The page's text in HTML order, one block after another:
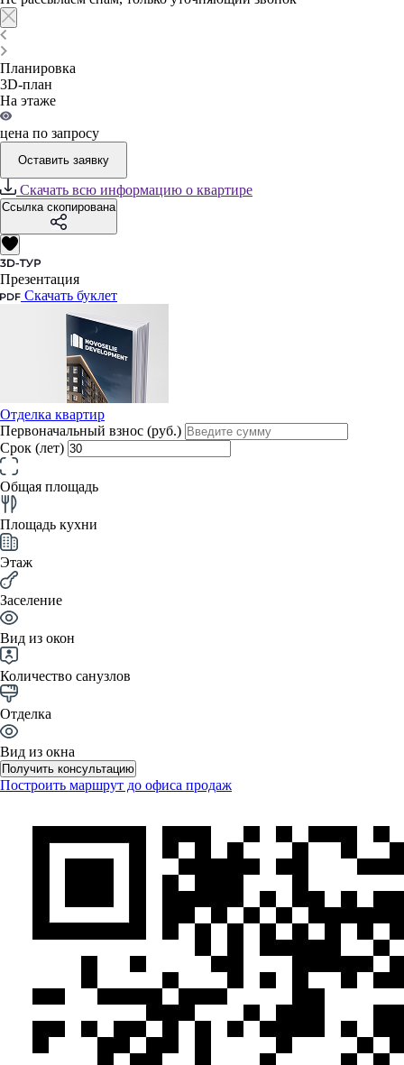
Планировка
3D-план
На этаже
цена по запросу
Оставить заявку
Скачать всю информацию о квартире
Ссылка скопирована
Презентация
Скачать буклет
Отделка квартир
Первоначальный взнос (руб.)
Срок (лет)
Общая площадь
Площадь кухни
Этаж
Заселение
Вид из окон
Количество санузлов
Отделка
Вид из окна
Получить консультацию
Построить маршрут до офиса продаж